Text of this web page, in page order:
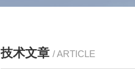
技术文章 / ARTICLE